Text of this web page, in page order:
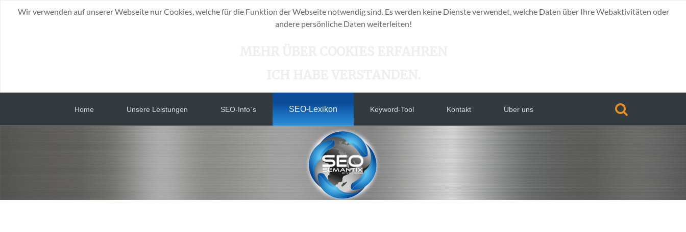
Wir verwenden auf unserer Webseite nur Cookies, welche für die Funktion der Webseite notwendig sind. Es werden keine Dienste verwendet, welche Daten über Ihre Webaktivitäten oder
andere persönliche Daten weiterleiten!
Home Unsere Leistungen SEO-Info`s SEO-Lexikon Keyword-Tool Kontakt Über uns